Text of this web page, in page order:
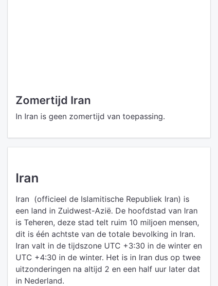
Zomertijd Iran
In Iran is geen zomertijd van toepassing.
Iran
Iran (officieel de Islamitische Republiek Iran) is
een land in Zuidwest-Azië. De hoofdstad van Iran
is Teheren, deze stad telt ruim 10 miljoen mensen,
dit is één achtste van de totale bevolking in Iran.
Iran valt in de tijdszone UTC +3:30 in de winter en
UTC +4:30 in de winter. Het is in Iran dus op twee
uitzonderingen na altijd 2 en een half uur later dat
in Nederland.